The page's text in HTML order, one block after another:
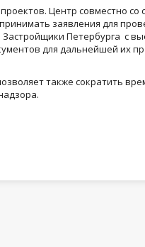
Центр совместно со
заявления для
Петербурга c
для дальнейшей их
также сократить